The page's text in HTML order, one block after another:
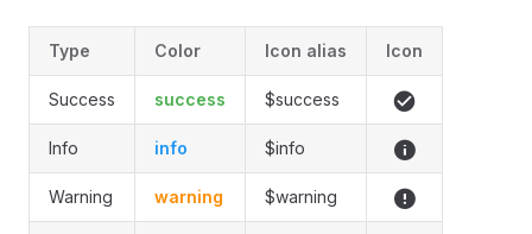
Type Color Icon alias Icon
Success success $success
Info info $info
Warning warning $warning